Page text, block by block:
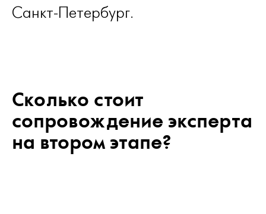
Санкт-Петербург.
Сколько стоит
сопровождение эксперта
на втором этапе?